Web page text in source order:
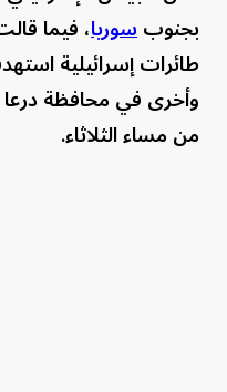
بجنوبسوريا، فيما
طائرات إسرائيلية
وأخرى في محافظة درعا
من مساء الثلاثاء.